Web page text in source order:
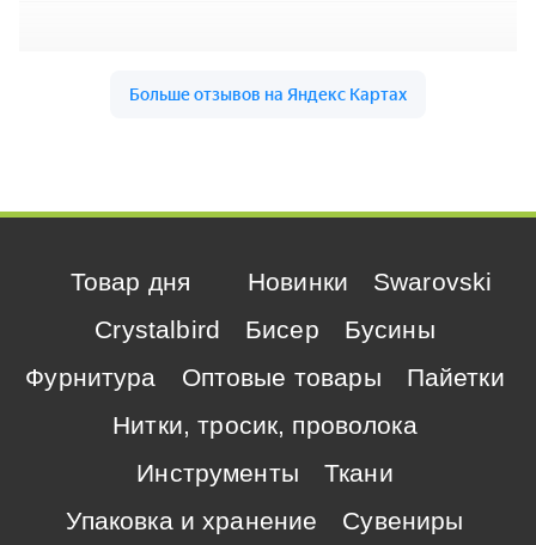
Товар дня Новинки
Swarovski
Crystalbird
Бисер
Бусины
Фурнитура
Оптовые товары
Пайетки
Нитки, тросик, проволока
Инструменты
Ткани
Упаковка и хранение
Сувениры